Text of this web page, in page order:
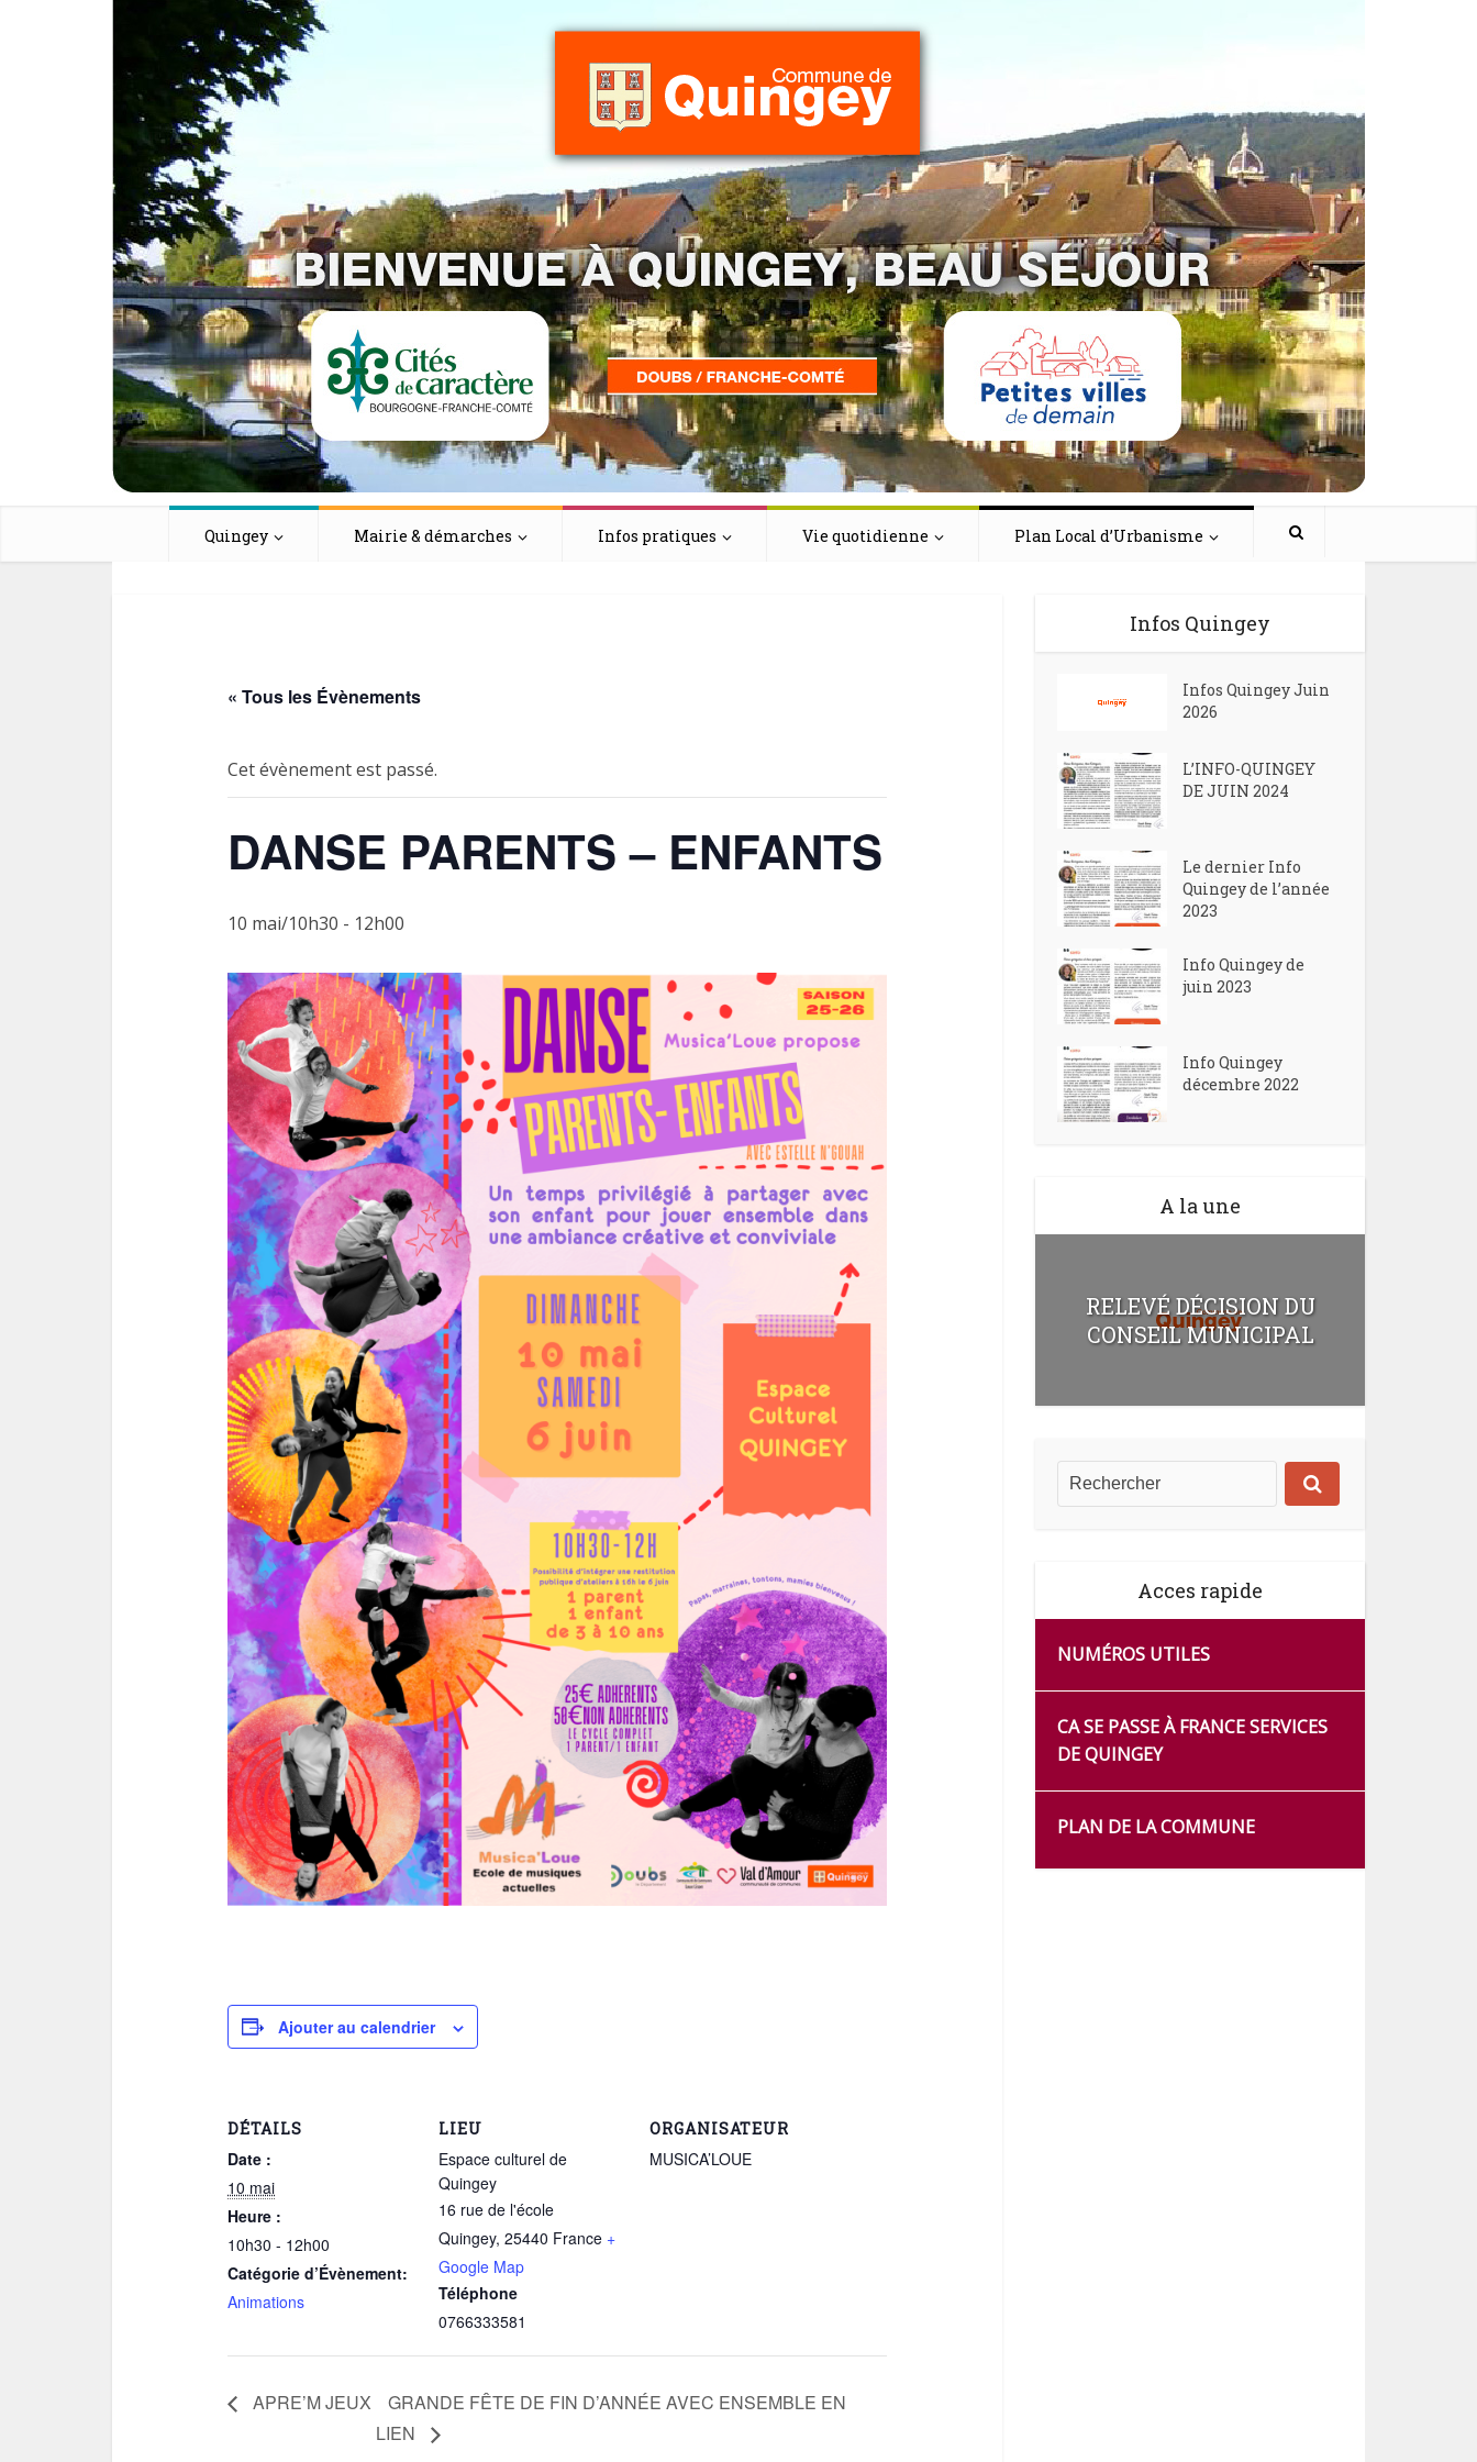
Quingey Mairie & démarches Infos pratiques Vie quotidienne Plan Local d’Urbanisme
« Tous les Évènements
Cet évènement est passé.
DANSE PARENTS – ENFANTS
10 mai/10h30 - 12h00
Ajouter au calendrier
DÉTAILS
Date :
10 mai
Heure :
10h30 - 12h00
Catégorie d’Évènement:
Animations
LIEU
Espace culturel de
Quingey
16 rue de l'école
Quingey, 25440 France +
Google Map
Téléphone
0766333581
ORGANISATEUR
MUSICA’LOUE
APRE’M JEUX
GRANDE FÊTE DE FIN D’ANNÉE AVEC ENSEMBLE EN
LIEN
Infos Quingey
Infos Quingey Juin
2026
L’INFO-QUINGEY
DE JUIN 2024
Le dernier Info
Quingey de l’année
2023
Info Quingey de
juin 2023
Info Quingey
décembre 2022
A la une
RELEVÉ DÉCISION DU
CONSEIL MUNICIPAL
Acces rapide
NUMÉROS UTILES
CA SE PASSE À FRANCE SERVICES
DE QUINGEY
PLAN DE LA COMMUNE